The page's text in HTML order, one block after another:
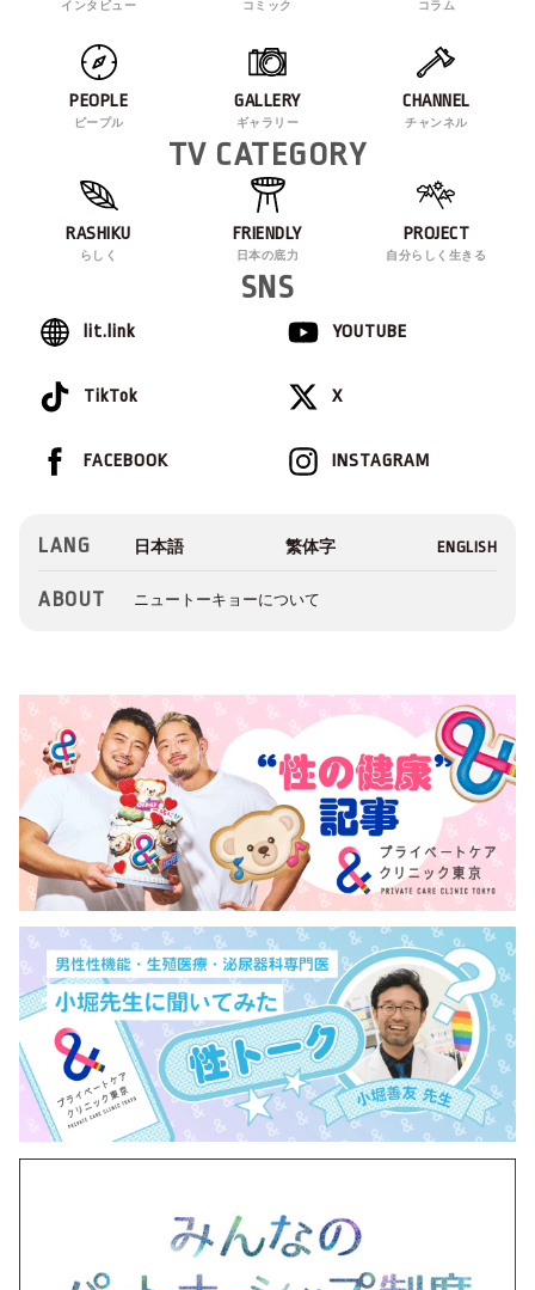
インタビュー コミック コラム
PEOPLE
ピープル
GALLERY
ギャラリー
CHANNEL
チャンネル
TV CATEGORY
RASHIKU
らしく
FRIENDLY
日本の底力
PROJECT
自分らしく生きる
SNS
lit.link YOUTUBE
TikTok X
INSTAGRAM
FACEBOOK
LANG
ABOUT ニュートーキョーについて